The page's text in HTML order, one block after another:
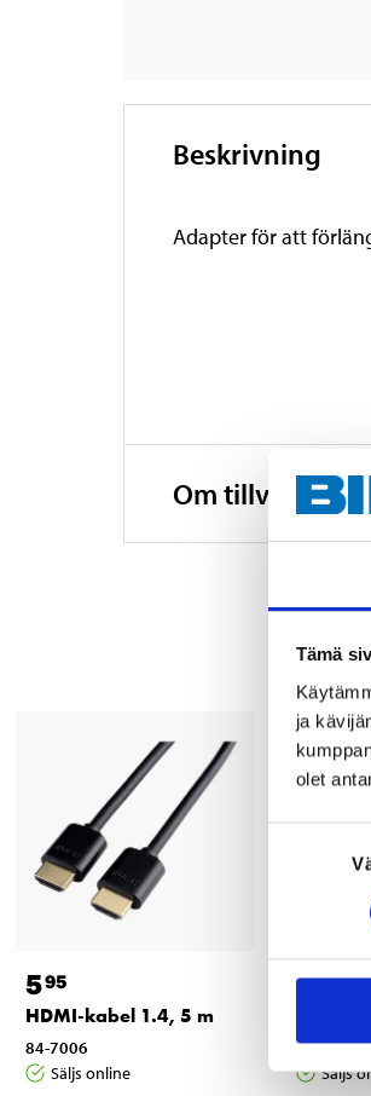
Tämä
ja
olet
Beskrivning
Adapter för att
Om tillverkaren
595
HDMI-kabel 1.4, 5 m
84-7006
Säljs online
1295
HDMI-
84-7007
Säljs